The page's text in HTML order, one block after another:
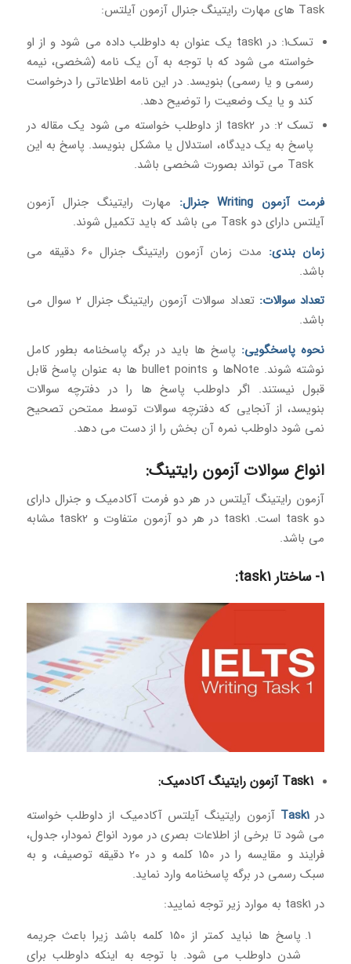
Task های مهارت رایتینگ جنرال آزمون آیلتس:
تسک1: در task1 یک عنوان به داوطلب داده می شود و از او
خواسته می شود که با توجه به آن یک نامه (شخصی، نیمه
رسمی و یا رسمی) بنویسد. در این نامه اطلاعاتی را درخواست
کند و یا یک وضعیت را توضیح دهد.
تسک 2: در task2 از داوطلب خواسته می شود یک مقاله در
پاسخ به یک دیدگاه، استدلال یا مشکل بنویسد. پاسخ به این
Task می تواند بصورت شخصی باشد.
فرمت آزمون Writing جنرال:
مهارت رایتینگ جنرال آزمون
آیلتس دارای دو Task می باشد که باید تکمیل شوند.
زمان بندی:
مدت زمان آزمون رایتینگ جنرال 60 دقیقه می
باشد.
تعداد سوالات:
تعداد سوالات آزمون رایتینگ جنرال 2 سوال می
باشد.
نحوه پاسخگویی: پاسخ ها باید در برگه پاسخنامه بطور کامل
نوشته شوند. Noteها و bullet points ها به عنوان پاسخ قابل
قبول نیستند. اگر داوطلب پاسخ ها را در دفترچه سوالات
بنویسد، از آنجایی که دفترچه سوالات توسط ممتحن تصحیح
نمی شود داوطلب نمره آن بخش را از دست می دهد.
انواع سوالات آزمون رایتینگ:
آزمون رایتینگ آیلتس در هر دو فرمت آکادمیک و جنرال دارای
دو task است. task1 در هر دو آزمون متفاوت و task2 مشابه
می باشد.
1- ساختار task1:
Task1 آزمون رایتینگ آکادمیک:
در Task1 آزمون رایتینگ آیلتس آکادمیک از داوطلب خواسته
می شود تا برخی از اطلاعات بصری در مورد انواع نمودار، جدول،
فرایند و مقایسه را در 150 کلمه و در 20 دقیقه توصیف، و به
سبک رسمی در برگه پاسخنامه وارد نماید.
در task1 به موارد زیر توجه نمایید:
پاسخ ها نباید کمتر از 150 کلمه باشد زیرا باعث جریمه
شدن داوطلب می شود. با توجه به اینکه داوطلب برای